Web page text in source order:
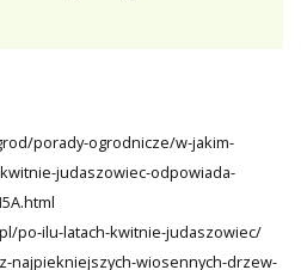
porady-ogrodnicze/w-jakim-
judaszowiec-odpowiada-
po-ilu-latach-kwitnie-judaszowiec/
najpiekniejszych-wiosennych-drzew-